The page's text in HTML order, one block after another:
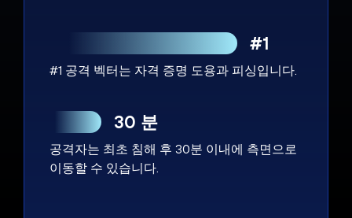
#1
#1 공격 벡터는 자격 증명 도용과 피싱입니다.
30 분
공격자는 최초 침해 후 30분 이내에 측면으로
이동할 수 있습니다.